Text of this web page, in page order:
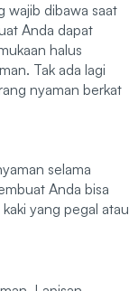
wajib dibawa saat
Anda dapat
halus
Tak ada lagi
nyaman berkat
selama
Anda bisa
yang pegal atau